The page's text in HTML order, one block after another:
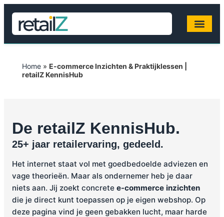
Home » E-commerce Inzichten & Praktijklessen |
retailZ KennisHub
De retailZ KennisHub.
25+ jaar retailervaring, gedeeld.
Het internet staat vol met goedbedoelde adviezen en
vage theorieën. Maar als ondernemer heb je daar
niets aan. Jij zoekt concrete e-commerce inzichten
die je direct kunt toepassen op je eigen webshop. Op
deze pagina vind je geen gebakken lucht, maar harde